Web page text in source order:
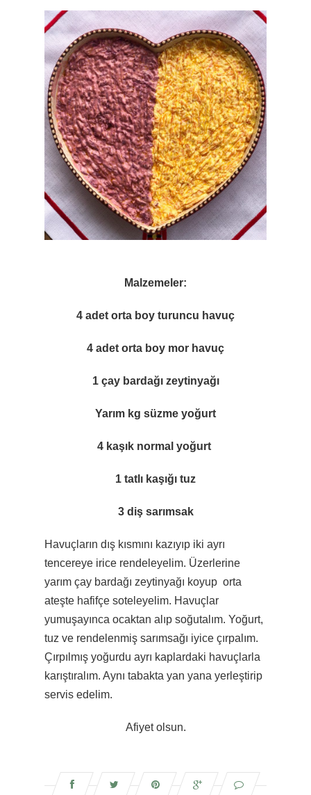
Malzemeler:
4 adet orta boy turuncu havuç
4 adet orta boy mor havuç
1 çay bardağı zeytinyağı
Yarım kg süzme yoğurt
4 kaşık normal yoğurt
1 tatlı kaşığı tuz
3 diş sarımsak
Havuçların dış kısmını kazıyıp iki ayrı
tencereye irice rendeleyelim. Üzerlerine
yarım çay bardağı zeytinyağı koyup orta
ateşte hafifçe soteleyelim. Havuçlar
yumuşayınca ocaktan alıp soğutalım. Yoğurt,
tuz ve rendelenmiş sarımsağı iyice çırpalım.
Çırpılmış yoğurdu ayrı kaplardaki havuçlarla
karıştıralım. Aynı tabakta yan yana yerleştirip
servis edelim.
Afiyet olsun.